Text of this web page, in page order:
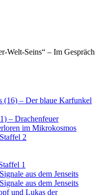
Welt-Seins“ – Im Gespräch
(16) – Der blaue Karfunkel
– Drachenfeuer
im Mikrokosmos
2
1
aus dem Jenseits
aus dem Jenseits
und Lukas der